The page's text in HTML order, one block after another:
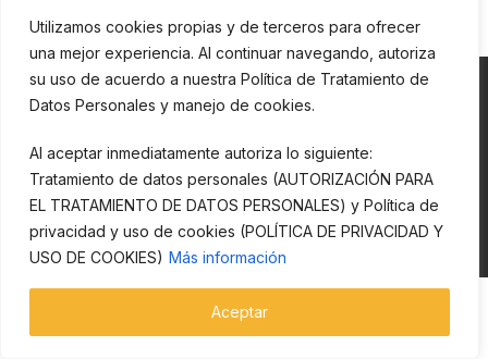
Utilizamos cookies propias y de terceros para ofrecer
una mejor experiencia. Al continuar navegando, autoriza
su uso de acuerdo a nuestra Política de Tratamiento de
Datos Personales y manejo de cookies.
Al aceptar inmediatamente autoriza lo siguiente:
Tratamiento de datos personales (AUTORIZACIÓN PARA
EL TRATAMIENTO DE DATOS PERSONALES) y Política de
privacidad y uso de cookies (POLÍTICA DE PRIVACIDAD Y
USO DE COOKIES) Más información
Aceptar
Esta página y todos sus contenidos son propiedad de CECOMEX S.A.
Está prohibida la reproducción, copia o explotación en su totalidad o
de modo parcial. Todos los derechos reservados.
Cecomex creado porTe Conecta Agencia DigitalCopyright 2023